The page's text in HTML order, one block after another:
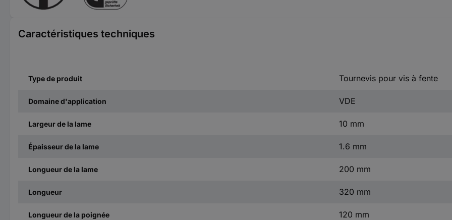
Caractéristiques techniques
Type de produit Tournevis pour vis à fente
Domaine d'application VDE
Largeur de la lame 10 mm
Épaisseur de la lame 1.6 mm
Longueur de la lame 200 mm
Longueur 320 mm
Longueur de la poignée 120 mm